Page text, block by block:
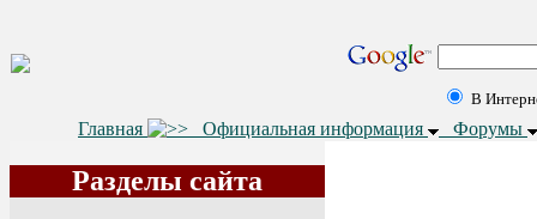
В
Главная Официальная информация Форумы
Разделы сайта